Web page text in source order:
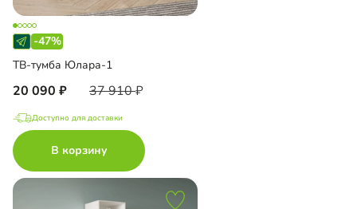
-47%
ТВ-тумба Юлара-1
20 090 37 910
Доступно для доставки
В корзину